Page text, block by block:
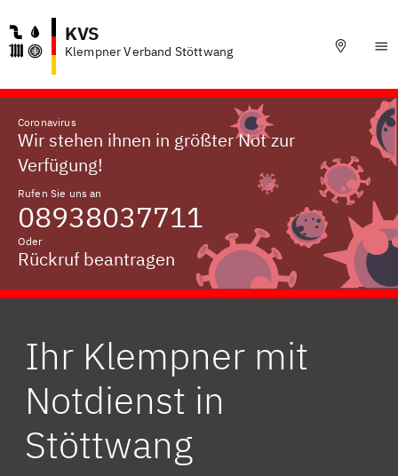
KVS
Klempner Verband Stöttwang
Coronavirus
Wir stehen ihnen in größter Not zur
Verfügung!
Rufen Sie uns an
08938037711
Oder
Rückruf beantragen
Ihr Klempner mit
Notdienst in
Stöttwang